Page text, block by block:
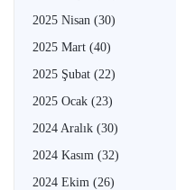
2025 Nisan (30)
2025 Mart (40)
2025 Şubat (22)
2025 Ocak (23)
2024 Aralık (30)
2024 Kasım (32)
2024 Ekim (26)